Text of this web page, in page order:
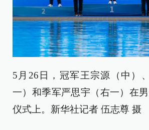
5月26日，冠军王宗源（中）
一）和季军严思宇（右一）在
仪式上。新华社记者 伍志尊 摄